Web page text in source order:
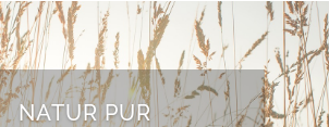
NATUR PUR